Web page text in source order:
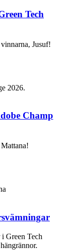
Tech
Jusuf!
Champ
Green Tech